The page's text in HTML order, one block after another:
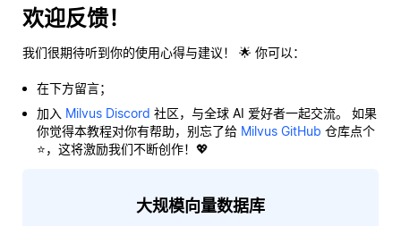
欢迎反馈！
我们很期待听到你的使用心得与建议！ 🌟 你可以：
在下方留言；
加入 Milvus Discord 社区，与全球 AI 爱好者一起交流。 如果
你觉得本教程对你有帮助，别忘了给 Milvus GitHub 仓库点个
⭐，这将激励我们不断创作！💖
大规模向量数据库